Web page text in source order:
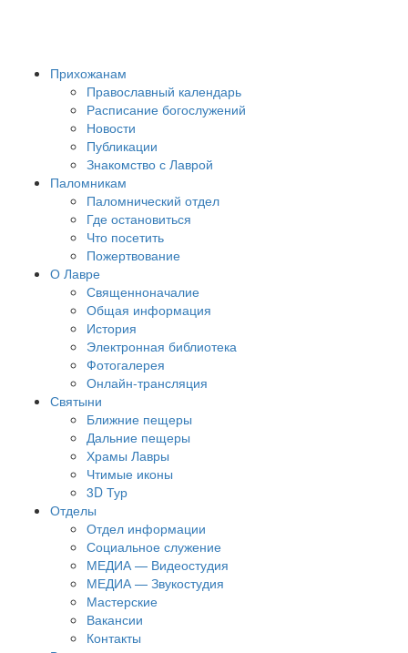
Прихожанам
Православный календарь
Расписание богослужений
Новости
Публикации
Знакомство с Лаврой
Паломникам
Паломнический отдел
Где остановиться
Что посетить
Пожертвование
О Лавре
Священноначалие
Общая информация
История
Электронная библиотека
Фотогалерея
Онлайн-трансляция
Святыни
Ближние пещеры
Дальние пещеры
Храмы Лавры
Чтимые иконы
3D Тур
Отделы
Отдел информации
Социальное служение
МЕДИА — Видеостудия
МЕДИА — Звукостудия
Мастерские
Вакансии
Контакты